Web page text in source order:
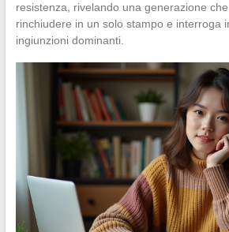
resistenza, rivelando una generazione
rinchiudere in un solo stampo e interroga
ingiunzioni dominanti.